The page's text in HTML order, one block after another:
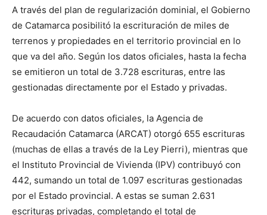
A través del plan de regularización dominial, el Gobierno
de Catamarca posibilitó la escrituración de miles de
terrenos y propiedades en el territorio provincial en lo
que va del año. Según los datos oficiales, hasta la fecha
se emitieron un total de 3.728 escrituras, entre las
gestionadas directamente por el Estado y privadas.
De acuerdo con datos oficiales, la Agencia de
Recaudación Catamarca (ARCAT) otorgó 655 escrituras
(muchas de ellas a través de la Ley Pierri), mientras que
el Instituto Provincial de Vivienda (IPV) contribuyó con
442, sumando un total de 1.097 escrituras gestionadas
por el Estado provincial. A estas se suman 2.631
escrituras privadas, completando el total de